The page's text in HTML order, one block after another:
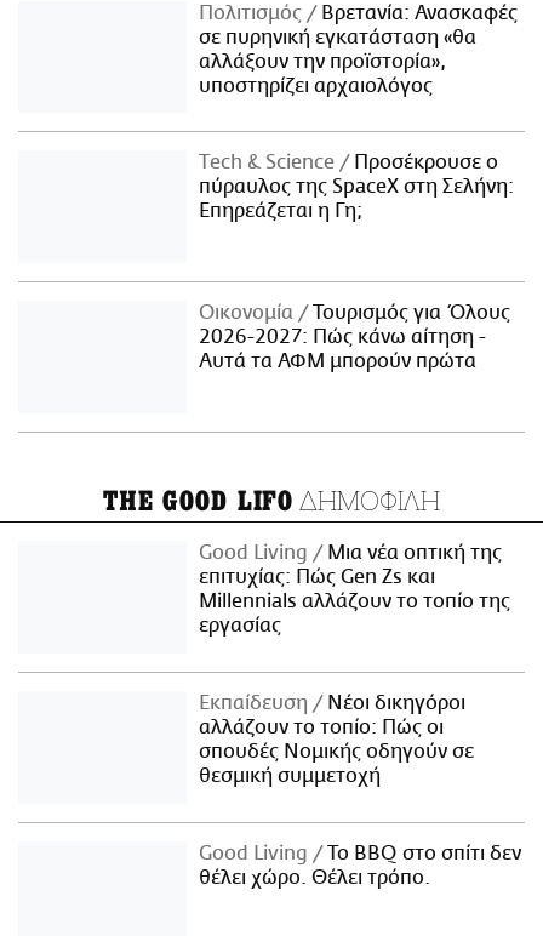
Πολιτισμός
Βρετανία: Ανασκαφές
σε πυρηνική εγκατάσταση «θα
αλλάξουν την προϊστορία»,
υποστηρίζει αρχαιολόγος
Τech & Science
Προσέκρουσε ο
πύραυλος της SpaceX στη Σελήνη:
Επηρεάζεται η Γη;
Οικονομία
Τουρισμός για Όλους
2026-2027: Πώς κάνω αίτηση -
Αυτά τα ΑΦΜ μπορούν πρώτα
THE GOOD LIFO ΔΗΜΟΦΙΛΗ
Good Living
Μια νέα οπτική της
επιτυχίας: Πώς Gen Zs και
Millennials αλλάζουν το τοπίο της
εργασίας
Εκπαίδευση
Νέοι δικηγόροι
αλλάζουν το τοπίο: Πώς οι
σπουδές Νομικής οδηγούν σε
θεσμική συμμετοχή
Good Living
Το BBQ στο σπίτι δεν
θέλει χώρο. Θέλει τρόπο.